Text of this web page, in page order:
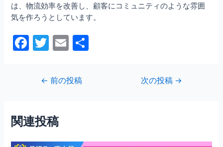
は、物流効率を改善し、顧客にコミュニティのような雰囲
気を作ろうとしています。
F
o
o
T
itt
er
E
ai
l
ビ
ゲ
← 前の投稿 次の投稿 →
関連投稿